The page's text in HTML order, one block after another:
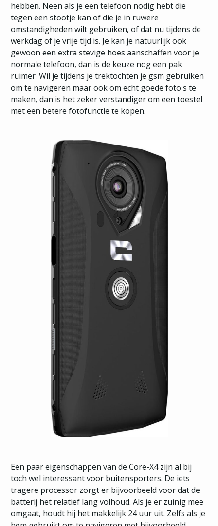
hebben. Neen als je een telefoon nodig hebt die
tegen een stootje kan of die je in ruwere
omstandigheden wilt gebruiken, of dat nu tijdens de
werkdag of je vrije tijd is. Je kan je natuurlijk ook
gewoon een extra stevige hoes aanschaffen voor je
normale telefoon, dan is de keuze nog een pak
ruimer. Wil je tijdens je trektochten je gsm gebruiken
om te navigeren maar ook om echt goede foto's te
maken, dan is het zeker verstandiger om een toestel
met een betere fotofunctie te kopen.
Een paar eigenschappen van de Core-X4 zijn al bij
toch wel interessant voor buitensporters. De iets
tragere processor zorgt er bijvoorbeeld voor dat de
batterij het relatief lang volhoud. Als je er zuinig mee
omgaat, houdt hij het makkelijk 24 uur uit. Zelfs als je